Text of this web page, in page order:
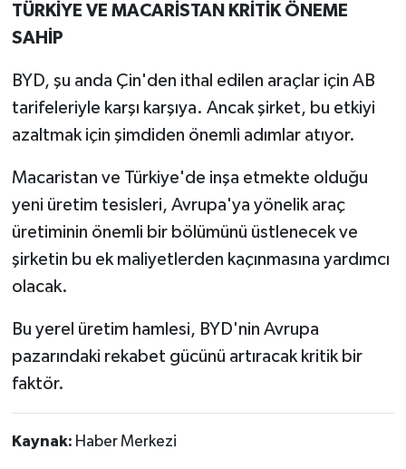
TÜRKİYE VE MACARİSTAN KRİTİK ÖNEME
SAHİP
BYD, şu anda Çin'den ithal edilen araçlar için AB
tarifeleriyle karşı karşıya. Ancak şirket, bu etkiyi
azaltmak için şimdiden önemli adımlar atıyor.
Macaristan ve Türkiye'de inşa etmekte olduğu
yeni üretim tesisleri, Avrupa'ya yönelik araç
üretiminin önemli bir bölümünü üstlenecek ve
şirketin bu ek maliyetlerden kaçınmasına yardımcı
olacak.
Bu yerel üretim hamlesi, BYD'nin Avrupa
pazarındaki rekabet gücünü artıracak kritik bir
faktör.
Kaynak: Haber Merkezi